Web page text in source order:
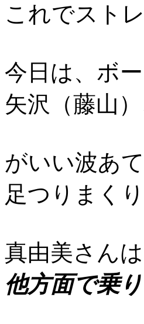
これでスト
今日は、ボ
矢沢（藤山
がいい波あ
足つりまく
真由美さん
他方面で乗